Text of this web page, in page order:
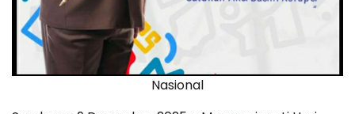
Nasional